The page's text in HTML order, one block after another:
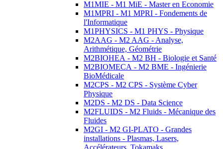
M1MIE - M1 MiE - Master en Economie
M1MPRI - M1 MPRI - Fondements de
l'Informatique
M1PHYSICS - M1 PHYS - Physique
M2AAG - M2 AAG - Analyse,
Arithmétique, Géométrie
M2BIOHEA - M2 BH - Biologie et Santé
M2BIOMECA - M2 BME - Ingénierie
BioMédicale
M2CPS - M2 CPS - Système Cyber
Physique
M2DS - M2 DS - Data Science
M2FLUIDS - M2 Fluids - Mécanique des
Fluides
M2GI - M2 GI-PLATO - Grandes
installations - Plasmas, Lasers,
Accélérateurs, Tokamaks